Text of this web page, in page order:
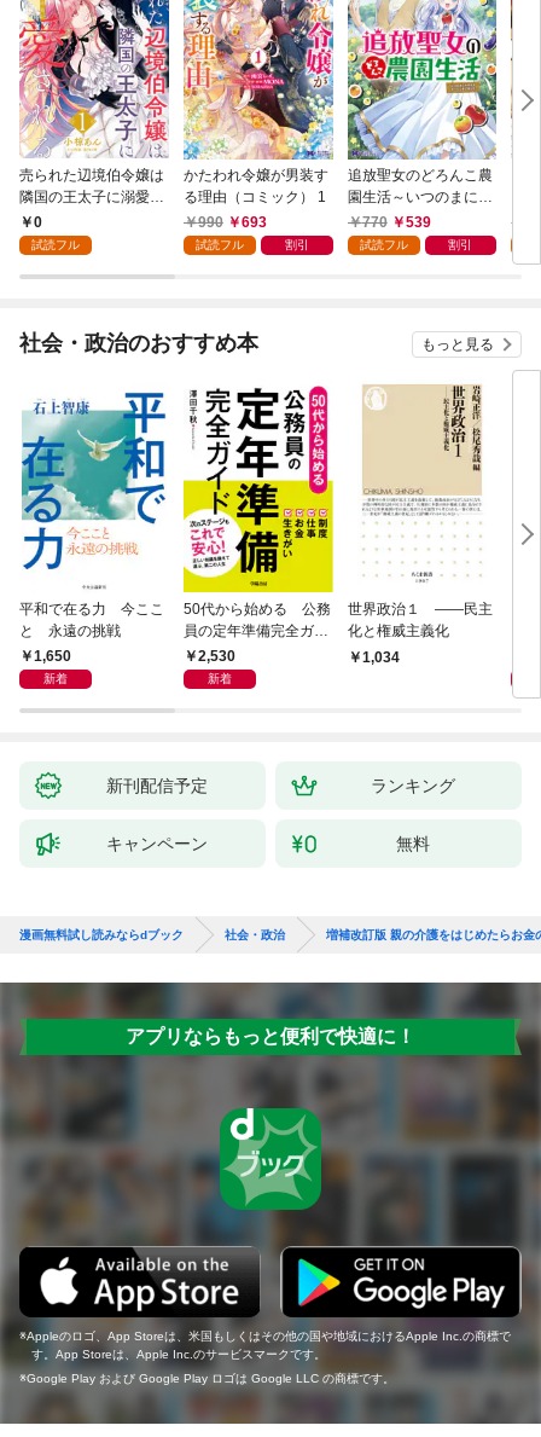
売られた辺境伯令嬢は
隣国の王太子に溺愛さ
れる 1
0
試読フル
かたわれ令嬢が男装す
る理由（コミック） 1
990
693
試読フル 割引
追放聖女のどろんこ農
園生活～いつのまにか
隣国を救ってしまいま
した～（コミック） 1
770 539
試読フル 割引
社会・政治のおすすめ本 もっと見る
平和で在る力 今ここ
と 永遠の挑戦
1,650
新着
50代から始める 公務
員の定年準備完全ガイ
ド2,530
新着
世界政治１ ――民主
化と権威主義化
1,034
新刊配信予定 ランキング
キャンペーン 無料
漫画無料試し読みならdブック 社会・政治 増補改訂版 親の介護をはじめたらお金
アプリならもっと便利で快適に！
Appleのロゴ、App Storeは、米国もしくはその他の国や地域におけるApple Inc.の商標で
す。App Storeは、Apple Inc.のサービスマークです。
Google Play および Google Play ロゴは Google LLC の商標です。